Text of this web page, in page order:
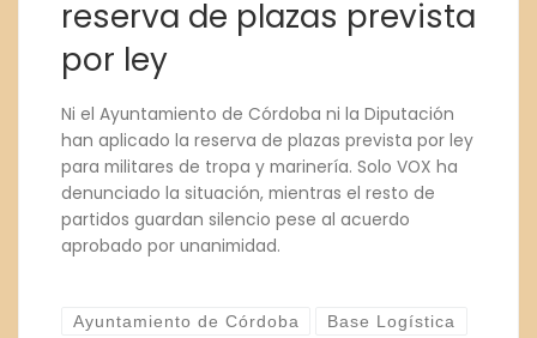
reserva de plazas prevista
por ley
Ni el Ayuntamiento de Córdoba ni la Diputación
han aplicado la reserva de plazas prevista por ley
para militares de tropa y marinería. Solo VOX ha
denunciado la situación, mientras el resto de
partidos guardan silencio pese al acuerdo
aprobado por unanimidad.
Ayuntamiento de Córdoba Base Logística